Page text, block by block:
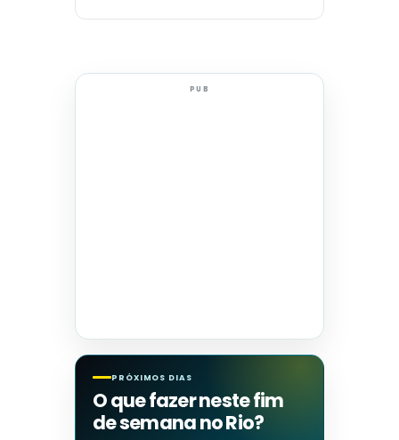
PUB
PRÓXIMOS DIAS
O que fazer neste fim
de semana no Rio?